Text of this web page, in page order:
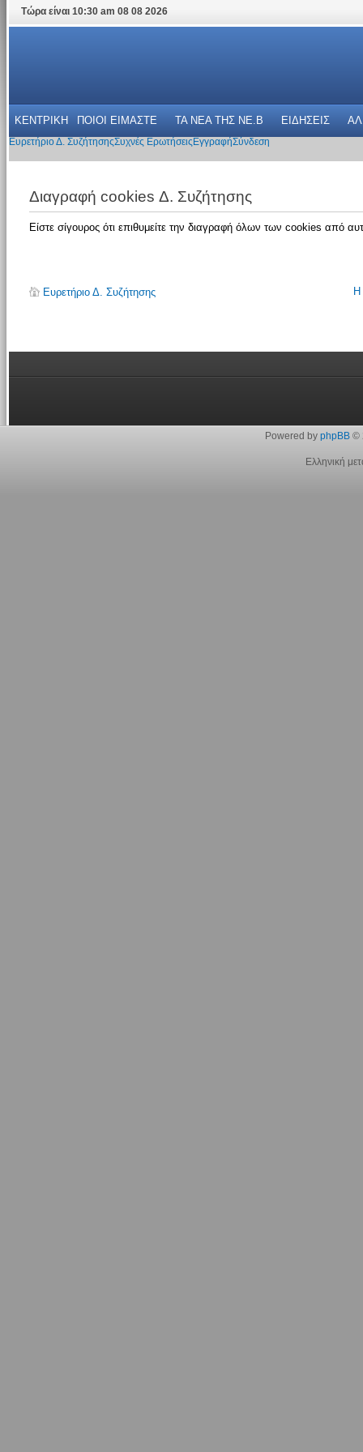
Τώρα είναι 10:30 am 08 08 2026
ΚΕΝΤΡΙΚΗ ΠΟΙΟΙ ΕΙΜΑΣΤΕ ΤΑ ΝΕΑ THΣ NE.B ΕΙΔΗΣΕΙΣ
Ευρετήριο Δ. ΣυζήτησηςΣυχνές Ερωτήσεις ΕγγραφήΣύνδεση
Διαγραφή cookies Δ. Συζήτησης
Είστε σίγουρος ότι επιθυμείτε την διαγραφή όλων των cookies από
Ευρετήριο Δ. Συζήτησης Η
Powered by phpBB©
Ελληνική